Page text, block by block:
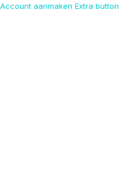
Account aanmaken Extra button